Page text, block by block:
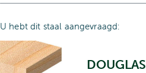
U hebt dit staal aangevraagd:
DOUGLAS